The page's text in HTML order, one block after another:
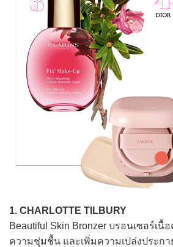
1. CHARLOTTE TILBURY
Beautiful Skin Bronzer บรอนเซอร์เนื้
ความชุ่มชื้น และเพิ่มความเปล่งประก